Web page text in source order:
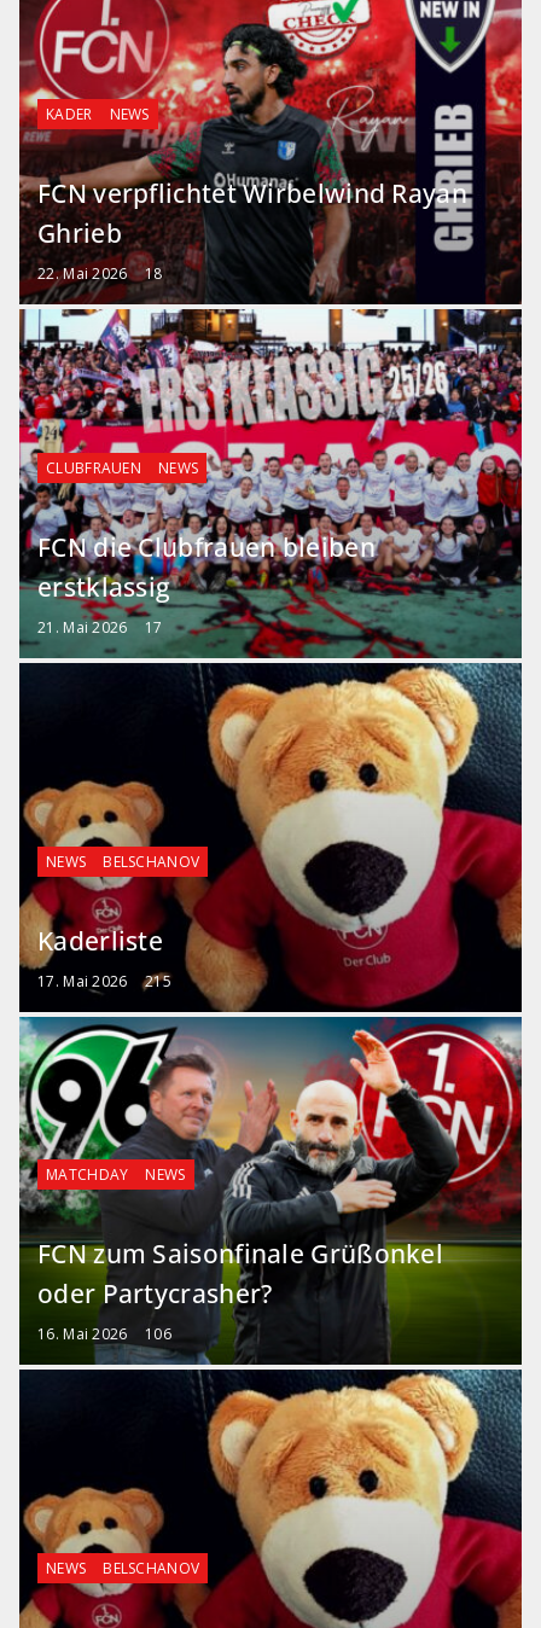
KADER NEWS
FCN verpflichtet Wirbelwind Rayan
Ghrieb
22. Mai 2026 18
CLUBFRAUEN NEWS
FCN die Clubfrauen bleiben
erstklassig
21. Mai 2026 17
NEWS BELSCHANOV
Kaderliste
17. Mai 2026 215
MATCHDAY NEWS
FCN zum Saisonfinale Grüßonkel
oder Partycrasher?
16. Mai 2026 106
NEWS BELSCHANOV